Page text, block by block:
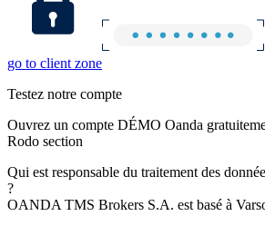
go to client zone
Testez notre compte
Ouvrez un compte DÉMO Oanda
Rodo section
Qui est responsable du traitement des
?
OANDA TMS Brokers S.A. est basé à